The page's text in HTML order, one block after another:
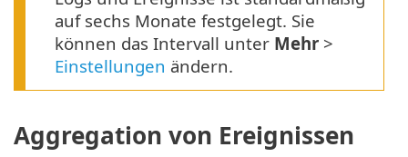
auf sechs Monate festgelegt. Sie
können das Intervall unter Mehr >
Einstellungen ändern.
Aggregation von Ereignissen